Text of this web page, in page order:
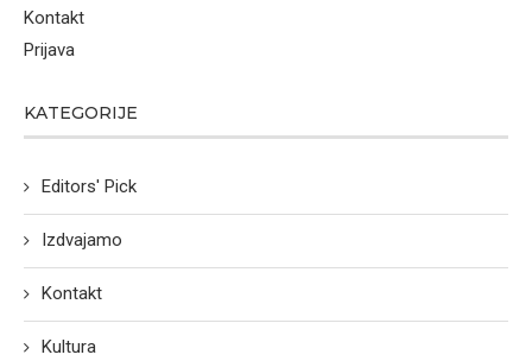
Kontakt
Prijava
KATEGORIJE
Editors' Pick
Izdvajamo
Kontakt
Kultura